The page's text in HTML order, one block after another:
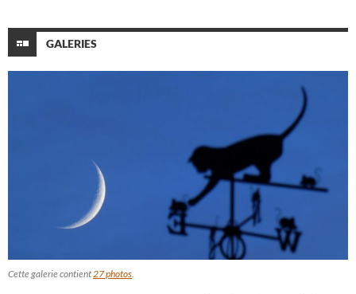
GALERIES
Cette galerie contient27 photos.